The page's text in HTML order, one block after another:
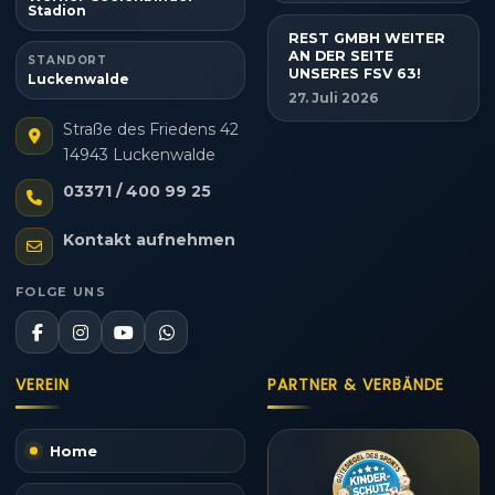
Stadion
STANDORT
Luckenwalde
Straße des Friedens 42
14943 Luckenwalde
03371 / 400 99 25
Kontakt aufnehmen
FOLGE UNS
REST GMBH WEITER
AN DER SEITE
UNSERES FSV 63!
27. Juli 2026
VEREIN
Home
PARTNER & VERBÄNDE